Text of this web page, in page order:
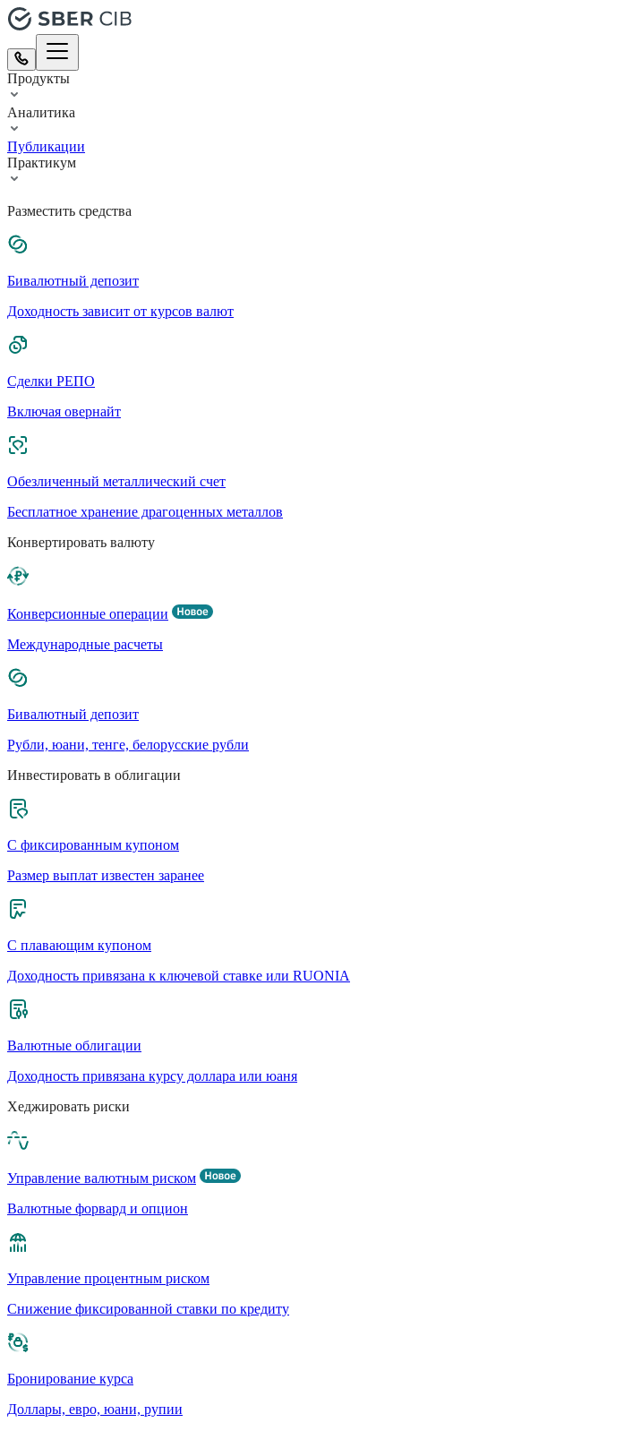
Продукты
Аналитика
Публикации
Практикум
Разместить средства
Бивалютный депозит
Доходность зависит от курсов валют
Сделки РЕПО
Включая овернайт
Обезличенный металлический счет
Бесплатное хранение драгоценных металлов
Конвертировать валюту
Конверсионные операции
Международные расчеты
Бивалютный депозит
Рубли, юани, тенге, белорусские рубли
Инвестировать в облигации
С фиксированным купоном
Размер выплат известен заранее
С плавающим купоном
Доходность привязана к ключевой ставке или RUONIA
Валютные облигации
Доходность привязана курсу доллара или юаня
Хеджировать риски
Управление валютным риском
Валютные форвард и опцион
Управление процентным риском
Cнижение фиксированной ставки по кредиту
Бронирование курса
Доллары, евро, юани, рупии